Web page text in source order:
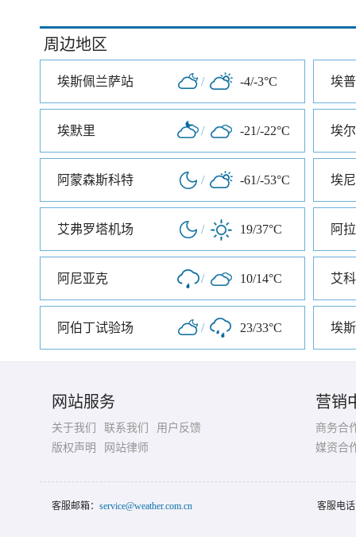
周边地区
埃斯佩兰萨站 / -4/-3°C 埃
埃默里 / -21/-22°C 埃
阿蒙森斯科特 / -61/-53°C 埃
艾弗罗塔机场 / 19/37°C 阿
阿尼亚克 / 10/14°C 艾科
阿伯丁试验场 / 23/33°C 埃
网站服务
关于我们 联系我们
用户反馈
版权声明
网站律师
营销
商务合
媒资合
客服邮箱： service@weather.com.cn 客服电